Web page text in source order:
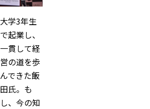
大学3年生
で起業し、
一貫して経
営の道を歩
んできた飯
田氏。も
し、今の知